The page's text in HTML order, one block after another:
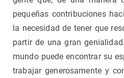
pequeñas contribuciones
la necesidad de tener que
partir de una gran
mundo puede encontrar su
trabajar generosamente y